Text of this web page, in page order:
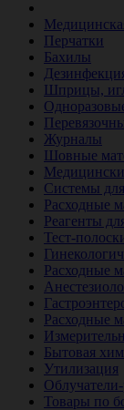
Перчатки
Бахилы
Шприцы,
Журналы
Шовные
Системы
Расходные
Реагенты
Тест-
Расходные
Расходные
Бытовая
Утилизация
Товары по